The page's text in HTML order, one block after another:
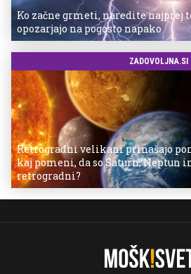
Ko začne grmeti, naredite najprej
opozarjajo na pogosto napako
ZADOVOLJNA.SI
Retrogradni velikani prinašajo
kaj pomeni, da so Saturn, Neptun
retrogradni?